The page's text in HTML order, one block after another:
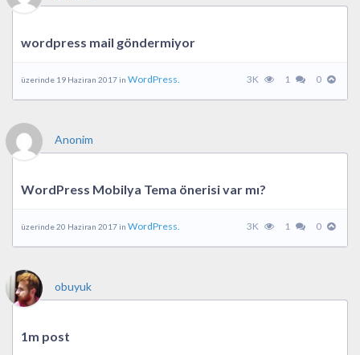
wordpress mail göndermiyor
üzerinde 19 Haziran 2017 in WordPress. 3K 1 0
Anonim
WordPress Mobilya Tema önerisi var mı?
üzerinde 20 Haziran 2017 in WordPress. 3K 1 0
obuyuk
1m post